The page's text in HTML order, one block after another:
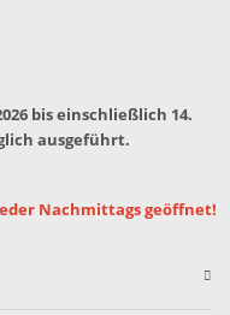
bis einschließlich 14.
ausgeführt.
Nachmittags geöffnet!